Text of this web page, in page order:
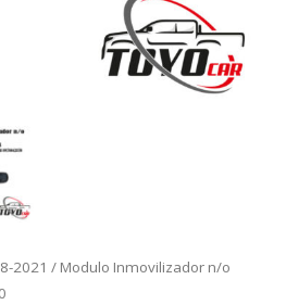
2021 / Modulo Inmovilizador n/o